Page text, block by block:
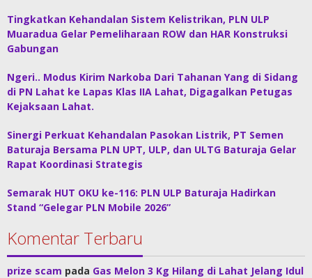
Tingkatkan Kehandalan Sistem Kelistrikan, PLN ULP
Muaradua Gelar Pemeliharaan ROW dan HAR Konstruksi
Gabungan
Ngeri.. Modus Kirim Narkoba Dari Tahanan Yang di Sidang
di PN Lahat ke Lapas Klas IIA Lahat, Digagalkan Petugas
Kejaksaan Lahat.
Sinergi Perkuat Kehandalan Pasokan Listrik, PT Semen
Baturaja Bersama PLN UPT, ULP, dan ULTG Baturaja Gelar
Rapat Koordinasi Strategis
Semarak HUT OKU ke-116: PLN ULP Baturaja Hadirkan
Stand “Gelegar PLN Mobile 2026”
Komentar Terbaru
prize scam pada Gas Melon 3 Kg Hilang di Lahat Jelang Idul